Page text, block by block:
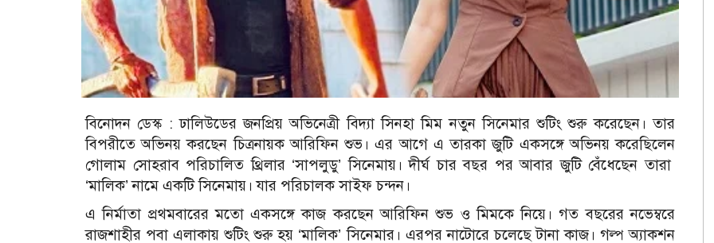
বিনোদন ডেস্ক :ঢালিউডের জনপ্রিয় অভিনেত্রী বিদ্যা সিনহা মিম নতুন সিনেমার শুটিং শুরু করেছেন। তার
বিপরীতে অভিনয় করছেন চিত্রনায়ক আরিফিন শুভ। এর আগে এ তারকা জুটি একসঙ্গে অভিনয় করেছিলেন
গোলাম সোহরাব পরিচালিত থ্রিলার ‘সাপলুডু’ সিনেমায়। দীর্ঘ চার বছর পর আবার জুটি বেঁধেছেন তারা
‘মালিক’ নামে একটি সিনেমায়। যার পরিচালক সাইফ চন্দন।
এ নির্মাতা প্রথমবারের মতো একসঙ্গে কাজ করছেন আরিফিন শুভ ও মিমকে নিয়ে। গত বছরের নভেম্বরে
রাজশাহীর পবা এলাকায় শুটিং শুরু হয় ‘মালিক’ সিনেমার। এরপর নাটোরে চলেছে টানা কাজ। গল্প অ্যাকশন